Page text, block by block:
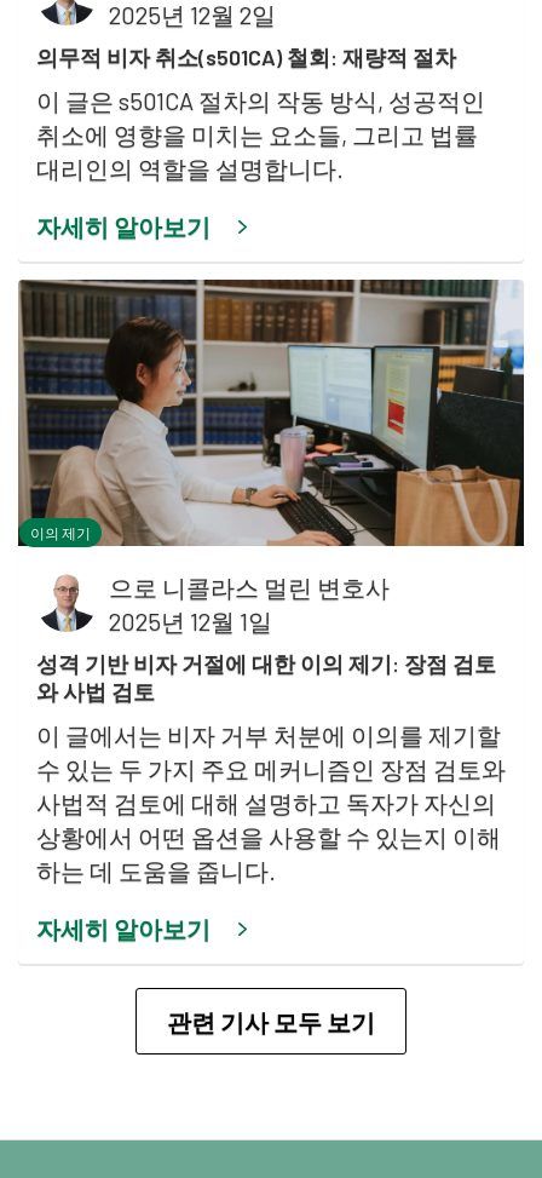
2025년 12월 2일
의무적 비자 취소(s501CA) 철회: 재량적 절차
이 글은 s501CA 절차의 작동 방식, 성공적인
취소에 영향을 미치는 요소들, 그리고 법률
대리인의 역할을 설명합니다.
자세히 알아보기
이의 제기
으로 니콜라스 멀린 변호사
2025년 12월 1일
성격 기반 비자 거절에 대한 이의 제기: 장점 검토
와 사법 검토
이 글에서는 비자 거부 처분에 이의를 제기할
수 있는 두 가지 주요 메커니즘인 장점 검토와
사법적 검토에 대해 설명하고 독자가 자신의
상황에서 어떤 옵션을 사용할 수 있는지 이해
하는 데 도움을 줍니다.
자세히 알아보기
관련 기사 모두 보기